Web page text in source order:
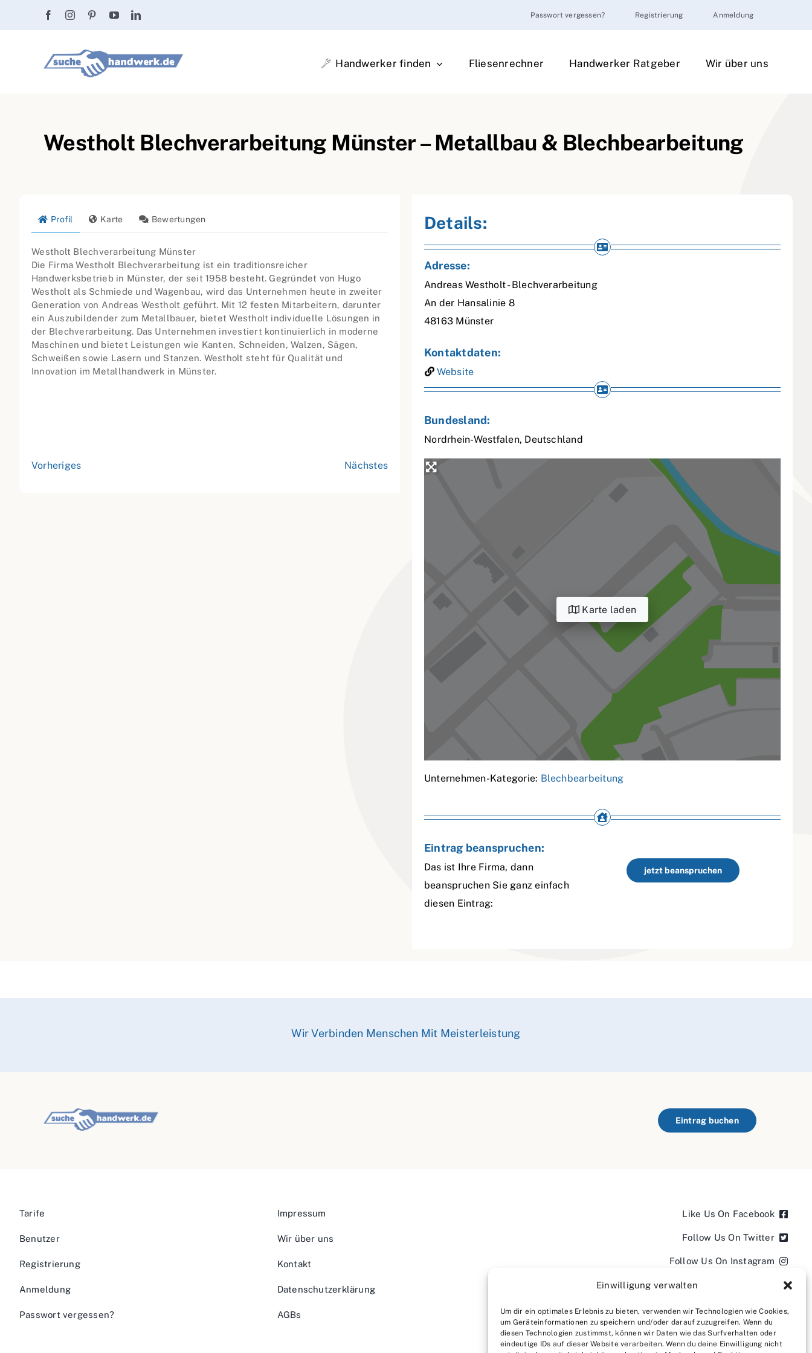
Einwilligung verwalten
Um dir ein optimales Erlebnis zu bieten, verwenden wir Technologien wie Cookies,
um Geräteinformationen zu speichern und/oder darauf zuzugreifen. Wenn du
diesen Technologien zustimmst, können wir Daten wie das Surfverhalten oder
eindeutige IDs auf dieser Website verarbeiten. Wenn du deine Einwilligung nicht
Passwort vergessen? Registrierung Anmeldung
Handwerker finden Fliesenrechner Handwerker Ratgeber Wir über uns
Westholt Blechverarbeitung Münster – Metallbau & Blechbearbeitung
Profil Karte Bewertungen
Westholt Blechverarbeitung Münster
Die Firma Westholt Blechverarbeitung ist ein traditionsreicher
Handwerksbetrieb in Münster, der seit 1958 besteht. Gegründet von Hugo
Westholt als Schmiede und Wagenbau, wird das Unternehmen heute in zweiter
Generation von Andreas Westholt geführt. Mit 12 festen Mitarbeitern, darunter
ein Auszubildender zum Metallbauer, bietet Westholt individuelle Lösungen in
der Blechverarbeitung. Das Unternehmen investiert kontinuierlich in moderne
Maschinen und bietet Leistungen wie Kanten, Schneiden, Walzen, Sägen,
Schweißen sowie Lasern und Stanzen. Westholt steht für Qualität und
Innovation im Metallhandwerk in Münster.
Vorheriges Nächstes
Details:
Adresse:
Andreas Westholt - Blechverarbeitung
An der Hansalinie 8
48163 Münster
Kontaktdaten:
Website
Bundesland:
Nordrhein-Westfalen, Deutschland
Karte laden
Unternehmen-Kategorie: Blechbearbeitung
Eintrag beanspruchen:
Das ist Ihre Firma, dann
beanspruchen Sie ganz einfach
diesen Eintrag:
jetzt beanspruchen
Wir Verbinden Menschen Mit Meisterleistung
Eintrag buchen
Tarife
Benutzer
Registrierung
Anmeldung
Passwort vergessen?
Impressum
Wir über uns
Kontakt
Datenschutzerklärung
AGBs
Like Us On Facebook
Follow Us On Twitter
Follow Us On Instagram
Follow Us On LinkedIn
Follow us on YouTube
Follow us on Pinterest